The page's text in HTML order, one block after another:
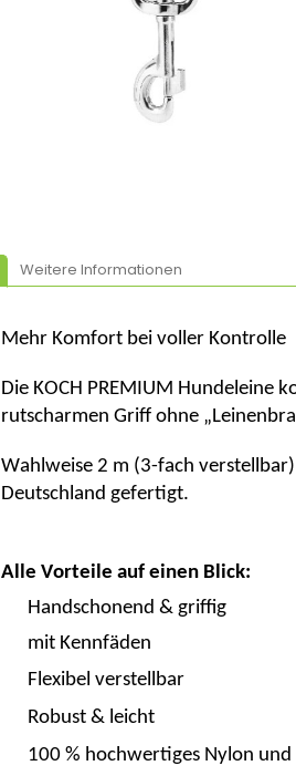
Weitere Informationen
Mehr Komfort bei voller Kontrolle
Die KOCH PREMIUM Hundeleine
rutscharmen Griff ohne
Wahlweise 2 m (3-fach verstellbar)
Deutschland gefertigt.
Alle Vorteile auf einen Blick:
Handschonend & griffig
mit Kennfäden
Flexibel verstellbar
Robust & leicht
100 % hochwertiges Nylon und